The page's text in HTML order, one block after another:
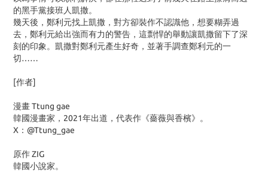
的黑手黨接班人凱撒。
幾天後，鄭利元找上凱撒，對方卻裝作不認識他，想要糊弄過
去，鄭利元給出強而有力的警告，這剽悍的舉動讓凱撒留下了深
刻的印象。凱撒對鄭利元產生好奇，並著手調查鄭利元的一
切……
[作者]
漫畫 Ttung gae
韓國漫畫家，2021年出道，代表作《薔薇與香檳》。
X：@Ttung_gae
原作 ZIG
韓國小說家。